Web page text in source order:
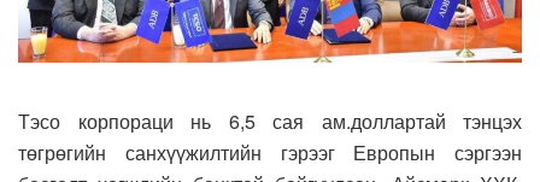
Тэсо корпораци нь 6,5 сая ам.доллартай тэнцэх
төгрөгийн санхүүжилтийн гэрээг Европын сэргээн